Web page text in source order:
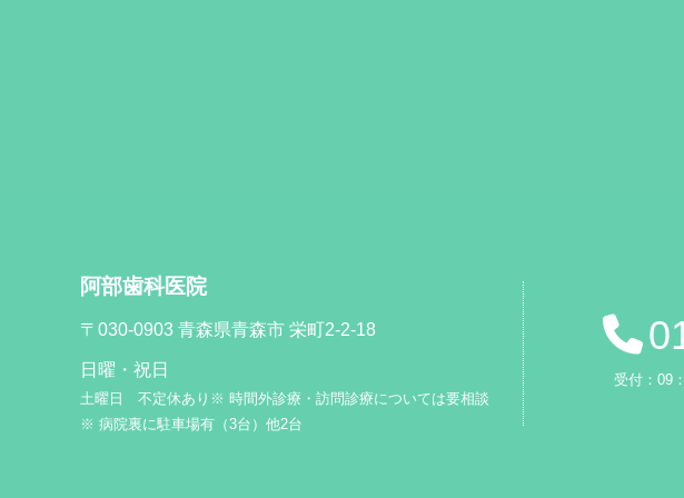
阿部歯科医院
〒030-0903 青森県青森市 栄町2-2-18
日曜・祝日
土曜日 不定休あり※ 時間外診療・訪問診療については要相談
※ 病院裏に駐車場有（3台）他2台
受付：09